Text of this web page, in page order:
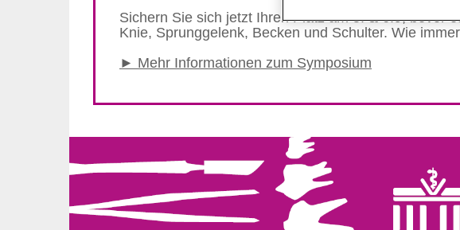
Sichern Sie sich jetzt Ihren Platz am 5. & 6.9, bevor
Knie, Sprunggelenk, Becken und Schulter. Wie
► Mehr Informationen zum Symposium